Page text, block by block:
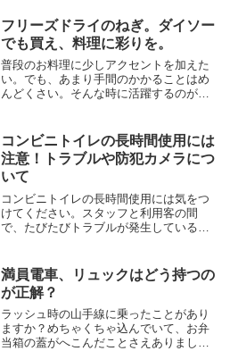
い…。そんな悩みをもつ主婦の皆さん、
結構いらっしゃるんじゃ...
フリーズドライのねぎ。ダイソー
でも買え、料理に彩りを。
普段のお料理に少しアクセントを加えた
い。でも、あまり手間のかかることはめ
んどくさい。そんな時に活躍するのがフ
料理に少し加えたいときにもそのままパ
ラパラと振るだけで使えて...
コンビニトイレの長時間使用には
注意！トラブルや防犯カメラにつ
いて
コンビニトイレの長時間使用には気をつ
けてください。スタッフと利用客の間
で、たびたびトラブルが発生しているそ
自由にお使いください」「ご使用の際は
店員に声をかけてください...
満員電車、リュックはどう持つの
が正解？
ラッシュ時の山手線に乗ったことがあり
ますか？めちゃくちゃ込んでいて、お弁
当箱の蓋がへこんだことさえありまし